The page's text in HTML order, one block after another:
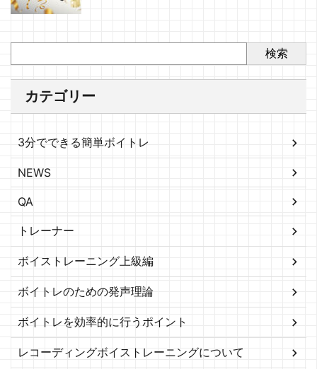
検索
カテゴリー
3分でできる簡単ボイトレ
NEWS
QA
トレーナー
ボイストレーニング上級編
ボイトレのための発声理論
ボイトレを効率的に行うポイント
レコーディングボイストレーニングについて